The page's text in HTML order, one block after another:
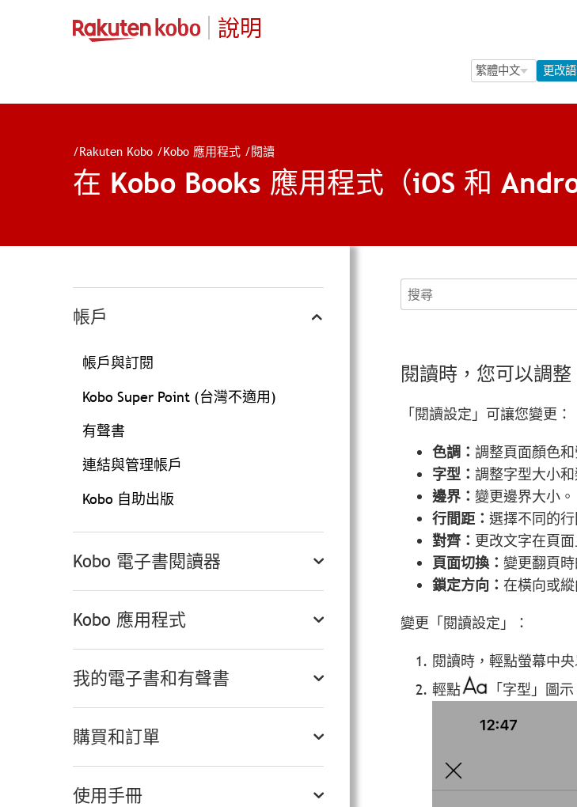
說明
Language
Language 更改
/Rakuten Kobo /Kobo 應用程式 /閱讀
在 Kobo Books 應用程式（iOS 和
帳戶
帳戶與訂閱
Kobo Super Point (台灣不適用)
有聲書
連結與管理帳戶
Kobo 自助出版
Kobo 電子書閱讀器
Kobo 應用程式
我的電子書和有聲書
購買和訂單
使用手冊
搜尋
閱讀時，您可以調
「閱讀設定」可讓您變更：
色調： 調整頁面顏色和
字型： 調整字型大小和
邊界： 變更邊界大小。
行間距： 選擇不同的行
對齊： 更改文字在頁
頁面切換： 變更翻頁
鎖定方向： 在橫向或
變更「閱讀設定」：
閱讀時，輕點螢幕中
輕點
「字型」圖示